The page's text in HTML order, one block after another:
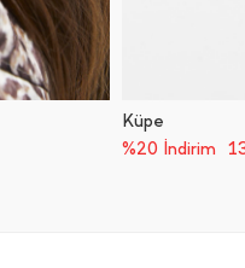
Küpe
%20 İndirim